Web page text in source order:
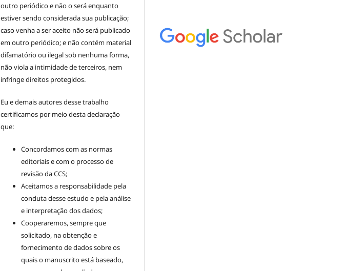
outro periódico e não o será enquanto
estiver sendo considerada sua publicação;
caso venha a ser aceito não será publicado
em outro periódico; e não contém material
difamatório ou ilegal sob nenhuma forma,
não viola a intimidade de terceiros, nem
infringe direitos protegidos.
Eu e demais autores desse trabalho
certificamos por meio desta declaração
que:
Concordamos com as normas
editoriais e com o processo de
revisão da CCS;
Aceitamos a responsabilidade pela
conduta desse estudo e pela análise
e interpretação dos dados;
Cooperaremos, sempre que
solicitado, na obtenção e
fornecimento de dados sobre os
quais o manuscrito está baseado,